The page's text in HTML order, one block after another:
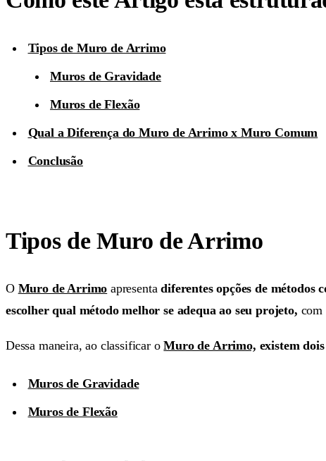
Tipos de Muro de Arrimo
Muros de Gravidade
Muros de Flexão
Qual a Diferença do Muro de Arrimo x Muro Comum
Conclusão
Tipos de Muro de Arrimo
O Muro de Arrimo apresenta diferentes opções de métodos
escolher qual método melhor se adequa ao seu projeto, com
Dessa maneira, ao classificar oMuro de Arrimo, existem
Muros de Gravidade
Muros de Flexão